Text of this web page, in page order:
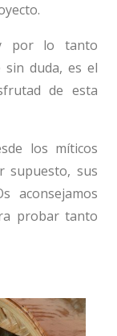
por lo tanto
duda, es el
de esta
los míticos
supuesto, sus
aconsejamos
probar tanto